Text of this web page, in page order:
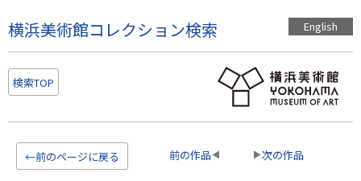
の
ペ
ー
本
横浜美術館コレクション検索 English
検索TOP
←前のページに戻る 前の作品 次の作品